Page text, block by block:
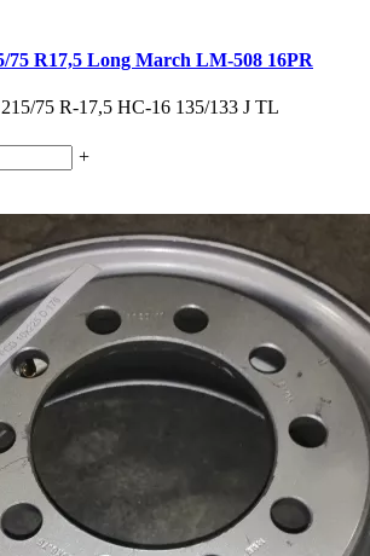
75 R17,5 Long March LM-508 16PR
75 R-17,5 HC-16 135/133 J TL
+